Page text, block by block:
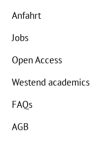
Anfahrt
Jobs
Open Access
Westend academics
FAQs
AGB